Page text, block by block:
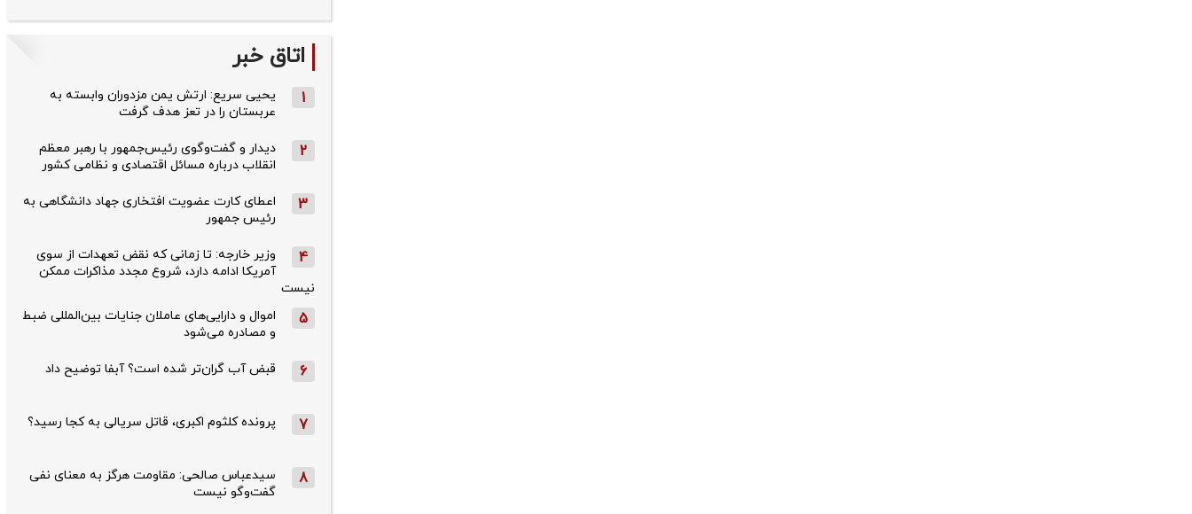
اتاق خبر
1
یحیی سریع: ارتش یمن مزدوران وابسته به
عربستان را در تعز هدف گرفت
2
دیدار و گفت‌وگوی رئیس‌جمهور با رهبر معظم
انقلاب درباره مسائل اقتصادی و نظامی کشور
3
اعطای کارت عضویت افتخاری جهاد دانشگاهی به
رئیس‌ جمهور
4
وزیر خارجه: تا زمانی که نقض تعهدات از سوی
آمریکا ادامه دارد، شروع مجدد مذاکرات ممکن
نیست
5
اموال و دارایی‌های عاملان جنایات بین‌المللی ضبط
و مصادره می‌شود
6 قبض آب گران‌تر شده است؟ آبفا توضیح داد
7 پرونده کلثوم اکبری، قاتل سریالی به کجا رسید؟
8
سیدعباس صالحی: مقاومت هرگز به معنای نفی
گفت‌وگو نیست